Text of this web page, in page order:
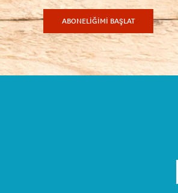
ABONELİĞİMİ BAŞLAT